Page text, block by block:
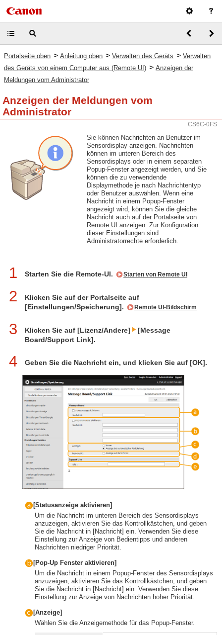
Portalseite oben > Anleitung oben > Verwalten des Geräts > Verwalten
des Geräts von einem Computer aus (Remote UI) > Anzeigen der
Meldungen vom Administrator
Anzeigen der Meldungen vom
Administrator
CS6C-0FS
Sie können Nachrichten an Benutzer im
Sensordisplay anzeigen. Nachrichten
können im unteren Bereich des
Sensordisplays oder in einem separaten
Popup-Fenster angezeigt werden, und Sie
können die zu verwendende
Displaymethode je nach Nachrichtentyp
oder Benutzer auswählen. Wenn eine
Nachricht in einem Popup-Fenster
angezeigt wird, können Sie die gleiche
Nachricht auch auf der Portalseite von
Remote UI anzeigen. Zur Konfiguration
dieser Einstellungen sind
Administratorrechte erforderlich.
1 Starten Sie die Remote-UI. Starten von Remote UI
2
Klicken Sie auf der Portalseite auf
[Einstellungen/Speicherung].
Remote UI-Bildschirm
3 Klicken Sie auf [Lizenz/Andere]
[Message
Board/Support Link].
4 Geben Sie die Nachricht ein, und klicken Sie auf [OK].
[Statusanzeige aktivieren]
Um die Nachricht im unteren Bereich des Sensordisplays
anzuzeigen, aktivieren Sie das Kontrollkästchen, und geben
Sie die Nachricht in [Nachricht] ein. Verwenden Sie diese
Einstellung zur Anzeige von Bedientipps und anderen
Nachrichten niedriger Priorität.
[Pop-Up Fenster aktivieren]
Um die Nachricht in einem Popup-Fenster des Sensordisplays
anzuzeigen, aktivieren Sie das Kontrollkästchen, und geben
Sie die Nachricht in [Nachricht] ein. Verwenden Sie diese
Einstellung zur Anzeige von Nachrichten hoher Priorität.
[Anzeige]
Wählen Sie die Anzeigemethode für das Popup-Fenster.